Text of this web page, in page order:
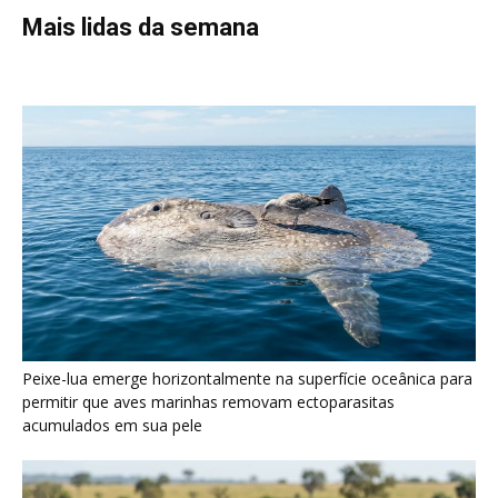
Peixe-lua emerge horizontalmente na superfície oceânica para
permitir que aves marinhas removam ectoparasitas
Seriema utiliza pernas longas e arremessa serpentes contra
rochas para subjugar presas peçonhentas nos campos